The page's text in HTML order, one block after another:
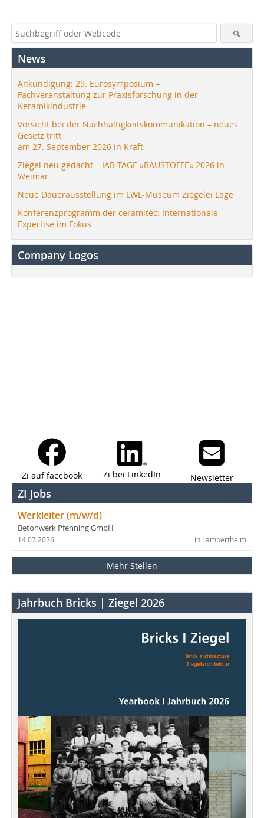
News
Ankündigung: 29. Eurosymposium –
Fachveranstaltung zur Praxisforschung in der
Keramikindustrie
Vorsicht bei der Nachhaltigkeitskommunikation – neues
Gesetz tritt
am 27. September 2026 in Kraft
Ziegel neu gedacht – IAB-TAGE »BAUSTOFFE« 2026 in
Weimar
Neue Dauerausstellung im LWL-Museum Ziegelei Lage
Konferenzprogramm der ceramitec: Internationale
Expertise im Fokus
Company Logos
Zi auf facebook Zi bei LinkedIn Newsletter
ZI Jobs
Werkleiter (m/w/d)
Betonwerk Pfenning GmbH
in Lampertheim
14.07.2026
Mehr Stellen
Jahrbuch Bricks | Ziegel 2026